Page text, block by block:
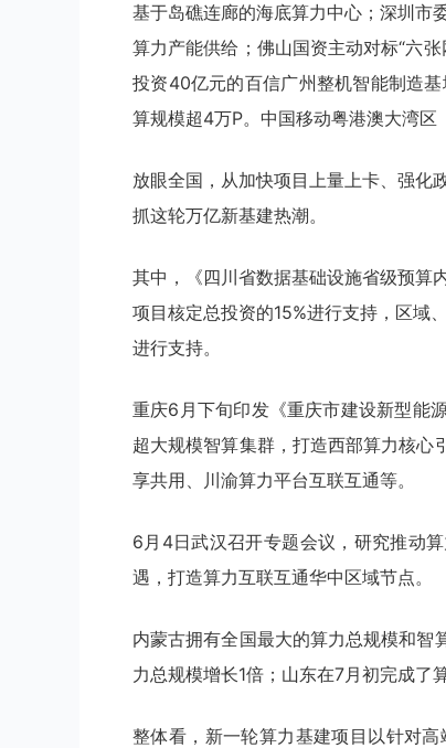
基于岛礁连廊的海底算力中心；深圳市
算力产能供给；佛山国资主动对标“六
投资40亿元的百信广州整机智能制造
算规模超4万P。中国移动粤港澳大湾区
放眼全国，从加快项目上量上卡、强化
抓这轮万亿新基建热潮。
其中，《四川省数据基础设施省级预算
项目核定总投资的15%进行支持，区域
进行支持。
重庆6月下旬印发《重庆市建设新型能
超大规模智算集群，打造西部算力核心
享共用、川渝算力平台互联互通等。
6月4日武汉召开专题会议，研究推动
遇，打造算力互联互通华中区域节点。
内蒙古拥有全国最大的算力总规模和智
力总规模增长1倍；山东在7月初完成
整体看，新一轮算力基建项目以针对